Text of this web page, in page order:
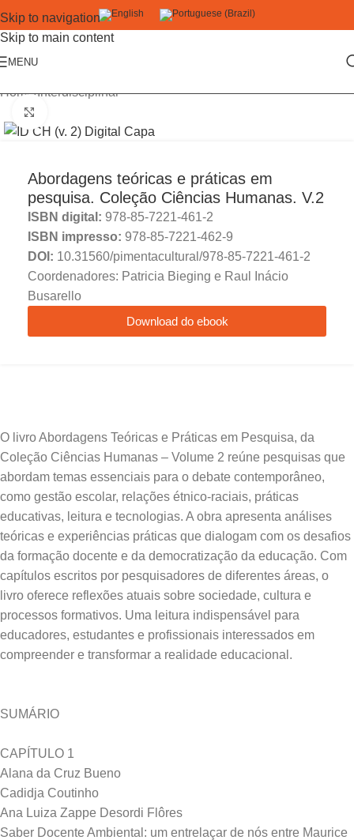
Skip to navigation
Skip to main content
MENU
Home/Interdisciplinar
Abordagens teóricas e práticas em
pesquisa. Coleção Ciências Humanas. V.2
ISBN digital: 978-85-7221-461-2
ISBN impresso: 978-85-7221-462-9
DOI: 10.31560/pimentacultural/978-85-7221-461-2
Coordenadores: Patricia Bieging e Raul Inácio
Busarello
Download do ebook
O livro Abordagens Teóricas e Práticas em Pesquisa, da
Coleção Ciências Humanas – Volume 2 reúne pesquisas que
abordam temas essenciais para o debate contemporâneo,
como gestão escolar, relações étnico-raciais, práticas
educativas, leitura e tecnologias. A obra apresenta análises
teóricas e experiências práticas que dialogam com os desafios
da formação docente e da democratização da educação. Com
capítulos escritos por pesquisadores de diferentes áreas, o
livro oferece reflexões atuais sobre sociedade, cultura e
processos formativos. Uma leitura indispensável para
educadores, estudantes e profissionais interessados em
SUMÁRIO
CAPÍTULO 1
Alana da Cruz Bueno
Cadidja Coutinho
Ana Luiza Zappe Desordi Flôres
Saber Docente Ambiental: um entrelaçar de nós entre Maurice